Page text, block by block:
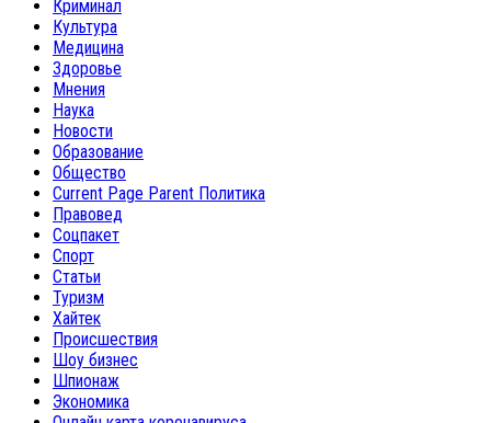
Криминал
Культура
Медицина
Здоровье
Мнения
Наука
Новости
Образование
Общество
Current Page Parent Политика
Правовед
Соцпакет
Спорт
Статьи
Туризм
Хайтек
Происшествия
Шоу бизнес
Шпионаж
Экономика